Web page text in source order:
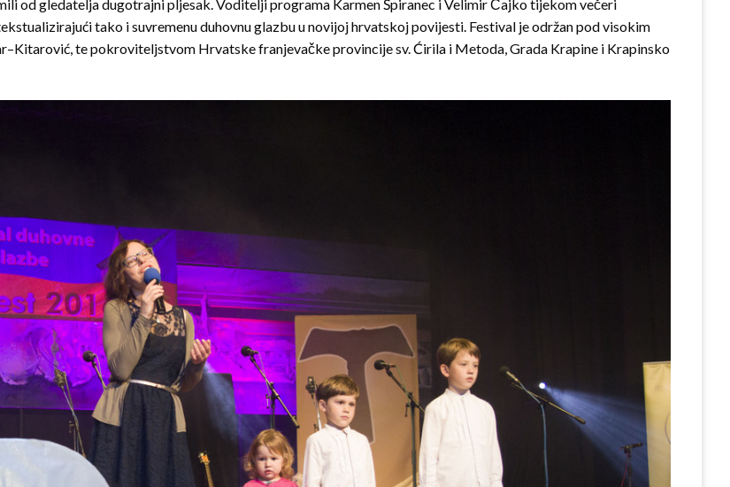
od gledatelja dugotrajni pljesak. Voditelji programa Karmen Špiranec i Velimir Čajko tijekom večeri
tako i suvremenu duhovnu glazbu u novijoj hrvatskoj povijesti. Festival je održan pod visokim
te pokroviteljstvom Hrvatske franjevačke provincije sv. Ćirila i Metoda, Grada Krapine i Krapinsko